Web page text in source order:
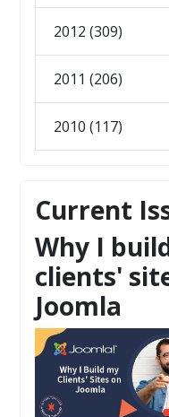
2012 (309)
2011 (206)
2010 (117)
Current
Why I
clients'
Joomla